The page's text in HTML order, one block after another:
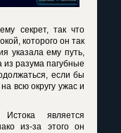
секрет, так что
которого он так
указала ему путь,
из разума пагубные
если бы
всю округу ужас и
является
из-за этого он